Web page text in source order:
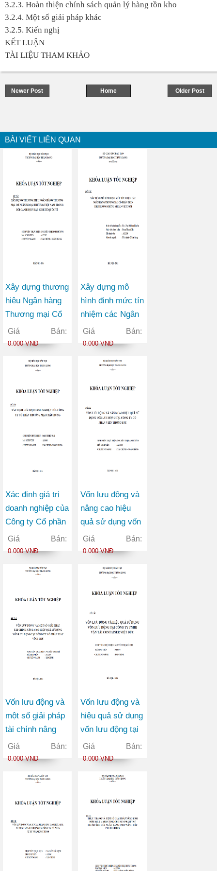
3.2.3. Hoàn thiện chính sách quản lý hàng tồn kho
3.2.4. Một số giải pháp khác
3.2.5. Kiến nghị
KẾT LUẬN
TÀI LIỆU THAM KHẢO
Newer Post Older Post
Home
BÀI VIẾT LIÊN QUAN
Xây dựng thương
hiệu Ngân hàng
Thương mại Cổ
phần Ngoại
thương Việt Nam
hội nhập kinh tế
Giá Bán:
0.000 VNĐ
Xây dựng mô
hình định mức tín
nhiệm các Ngân
hàng Thương mại
Cổ phần trên thị
khoán Việt Nam
Giá Bán:
0.000 VNĐ
Xác định giá trị
doanh nghiệp của
Công ty Cổ phần
Thương mại
Châu Hưng
Giá Bán:
0.000 VNĐ
Vốn lưu động và
nâng cao hiệu
quả sử dụng vốn
lưu động tại Công
ty Cổ phần Viễn
Giá Bán:
0.000 VNĐ
Vốn lưu động và
một số giải pháp
tài chính nâng
cao hiệu quả sử
dụng vốn lưu
Cổ phần May
Giá Bán:
0.000 VNĐ
Vốn lưu động và
hiệu quả sử dụng
vốn lưu động tại
công ty TNHH
vận tải container
Giá Bán:
0.000 VNĐ